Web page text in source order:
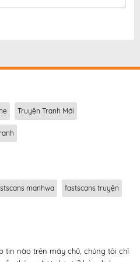
,truyện Xuyên Không Đến
Mà Kích Hoạt Được Hệ
tại fastscans miễn phí
Truyện Tranh Mới
manhwa fastscans truyện
tin nào trên máy chủ, chúng tôi chỉ